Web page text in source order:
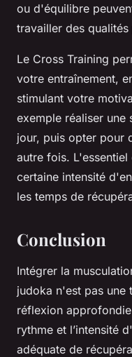
ou d'équilibre
travailler des
Le Cross Training
votre entraînement,
stimulant votre
exemple réaliser une
jour, puis opter pour
autre fois.
certaine intensité
les temps de
Conclusion
Intégrer la
judoka n'est pas une
réflexion
rythme et l’intensité
adéquate de